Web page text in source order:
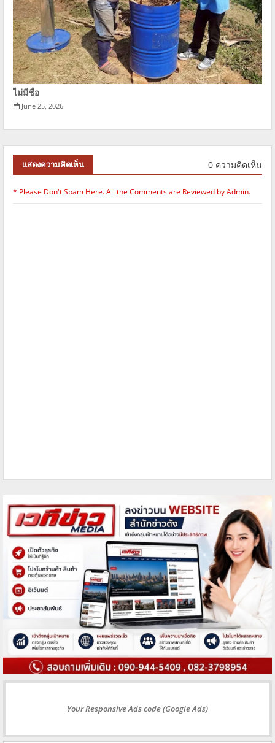
ไม่มีชื่อ
June 25, 2026
แสดงความคิดเห็น 0 ความคิดเห็น
* Please Don't Spam Here. All the Comments are Reviewed by Admin.
Your Responsive Ads code (Google Ads)